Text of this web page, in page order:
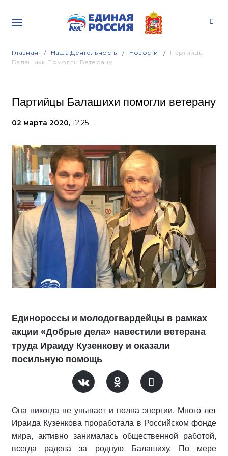
Главная Наша Деятельность Новости
Партийцы
Балашихи Помогли Ветерану
Партийцы Балашихи помогли ветерану
02 марта 2020, 12:25
Единороссы и молодогвардейцы в рамках
акции «Добрые дела» навестили ветерана
труда Ираиду Кузенкову и оказали
посильную помощь
Она никогда не унывает и полна энергии. Много лет
Ираида Кузенкова проработала в Российском фонде
мира, активно занималась общественной работой,
всегда радела за родную Балашиху. По мере